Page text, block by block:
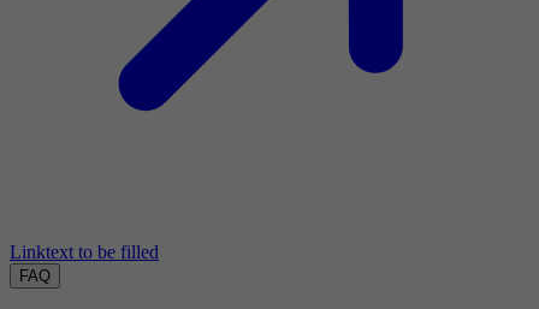
Linktext to be filled
FAQ